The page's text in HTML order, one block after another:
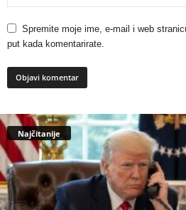
Spremite moje ime, e-mail i web
put kada komentarirate.
Najčitanije